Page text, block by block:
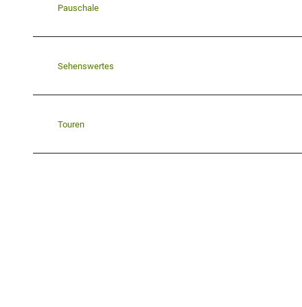
Pauschale
Sehenswertes
Touren